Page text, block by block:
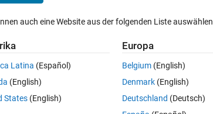
an assignment for a class, I have a program written as
auch eine Website aus der folgenden Liste
Latina (Español)
(English)
States (English)
Europa
Belgium (English)
Denmark (English)
Deutschland (Deutsch)